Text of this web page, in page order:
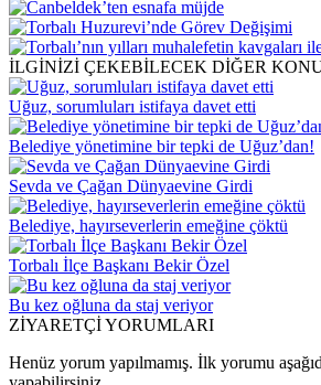
İLGİNİZİ ÇEKEBİLECEK DİĞER
Uğuz, sorumluları istifaya davet etti
Belediye yönetimine bir tepki de Uğuz’dan!
Sevda ve Çağan Dünyaevine Girdi
Belediye, hayırseverlerin emeğine çöktü
Torbalı İlçe Başkanı Bekir Özel
Bu kez oğluna da staj veriyor
ZİYARETÇİ YORUMLARI
Henüz yorum yapılmamış. İlk yorumu